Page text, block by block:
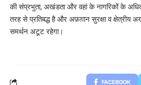
की संप्रभुता, अखंडता और वहां के नागरिकों के
तरह से प्रतिबद्ध है और अफ़ग़ान सुरक्षा व क्षेत्रीय
समर्थन अटूट रहेगा।
FACEBOOK